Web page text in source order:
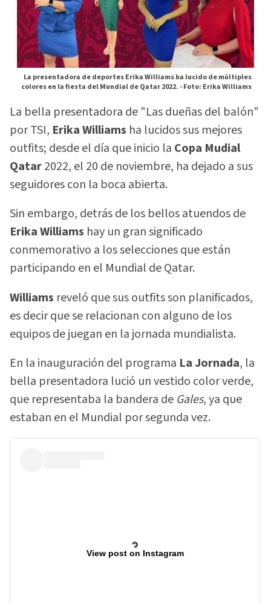
La presentadora de deportes Erika Williams ha lucido de múltiples
colores en la fiesta del Mundial de Qatar 2022. -Foto: Erika Williams
La bella presentadora de "Las dueñas del balón"
por TSI, Erika Williams ha lucidos sus mejores
outfits; desde el día que inicio la Copa Mudial
Qatar2022, el 20 de noviembre, ha dejado a sus
seguidores con la boca abierta.
Sin embargo, detrás de los bellos atuendos de
Erika Williams hay un gran significado
conmemorativo a los selecciones que están
participando en el Mundial de Qatar.
Williams reveló que sus outfits son planificados,
es decir que se relacionan con alguno de los
equipos de juegan en la jornada mundialista.
En la inauguración del programa La Jornada, la
bella presentadora lució un vestido color verde,
que representaba la bandera de Gales, ya que
estaban en el Mundial por segunda vez.
View post on Instagram